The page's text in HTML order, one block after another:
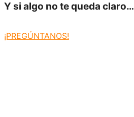
Y si algo no te queda claro…
¡PREGÚNTANOS!